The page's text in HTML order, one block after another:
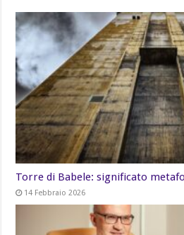
Torre di Babele: significato
14 Febbraio 2026